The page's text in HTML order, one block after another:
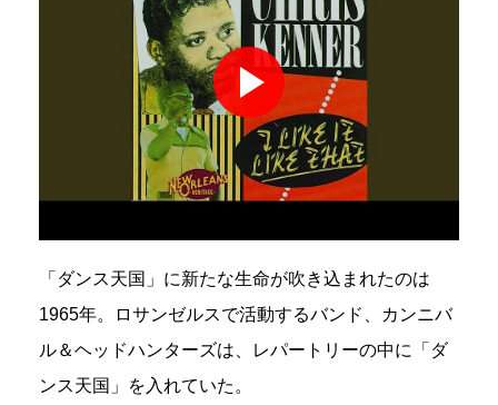
「ダンス天国」に新たな生命が吹き込まれたのは
1965年。ロサンゼルスで活動するバンド、カンニバ
ル＆ヘッドハンターズは、レパートリーの中に「ダ
ンス天国」を入れていた。